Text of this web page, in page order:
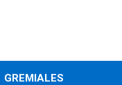
GREMIALES